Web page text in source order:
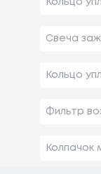
Кольцо
Свеча
Кольцо
Фильтр
Колпачок